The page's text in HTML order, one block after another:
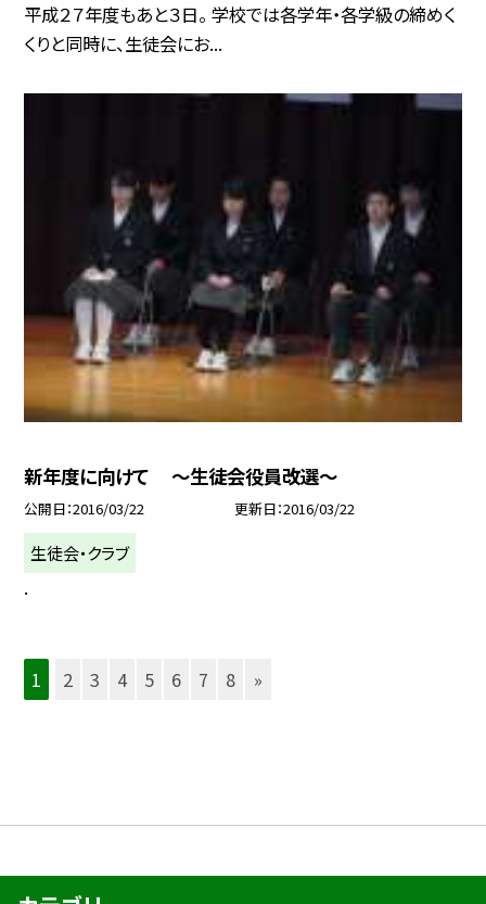
平成２７年度もあと３日。 学校では各学年・各学級の締めく
くりと同時に、生徒会にお...
新年度に向けて 〜生徒会役員改選〜
公開日 2016/03/22 更新日 2016/03/22
生徒会・クラブ
.
1 2 3 4 5 6 7 8 »